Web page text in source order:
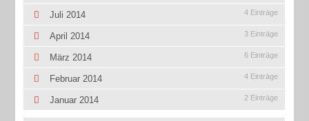
Juli 2014 4 Einträge
April 2014 3 Einträge
März 2014 6 Einträge
Februar 2014 4 Einträge
Januar 2014 2 Einträge